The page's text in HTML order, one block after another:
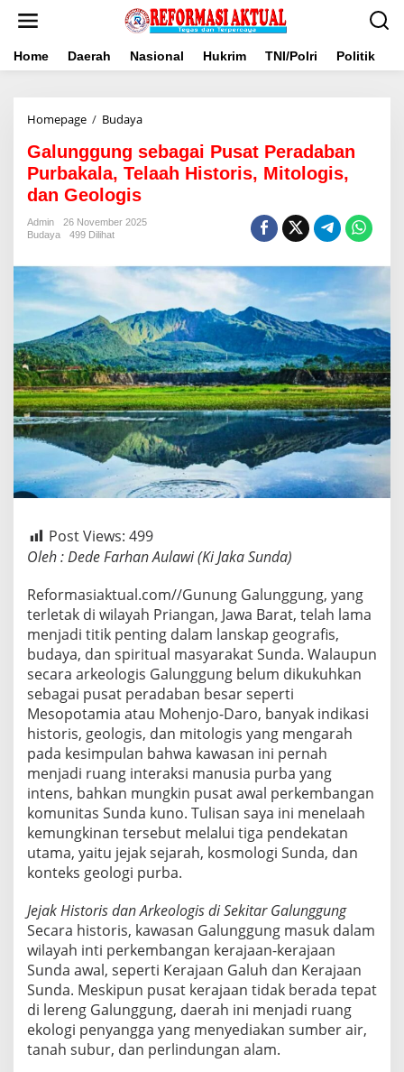
Home Daerah Nasional Hukrim TNI/Polri Politik
Homepage / BudayaGalunggung
Pusat
Peradaban
Purbakala,
Historis,
Geologis
Galunggung sebagai Pusat Peradaban
Purbakala, Telaah Historis, Mitologis,
dan Geologis
Admin
26 November 2025
Budaya
499 Dilihat
Post Views: 499
Oleh : Dede Farhan Aulawi (Ki Jaka Sunda)
Reformasiaktual.com//Gunung Galunggung, yang
terletak di wilayah Priangan, Jawa Barat, telah lama
menjadi titik penting dalam lanskap geografis,
budaya, dan spiritual masyarakat Sunda. Walaupun
secara arkeologis Galunggung belum dikukuhkan
sebagai pusat peradaban besar seperti
Mesopotamia atau Mohenjo-Daro, banyak indikasi
historis, geologis, dan mitologis yang mengarah
pada kesimpulan bahwa kawasan ini pernah
menjadi ruang interaksi manusia purba yang
intens, bahkan mungkin pusat awal perkembangan
komunitas Sunda kuno. Tulisan saya ini menelaah
kemungkinan tersebut melalui tiga pendekatan
utama, yaitu jejak sejarah, kosmologi Sunda, dan
konteks geologi purba.
Jejak Historis dan Arkeologis di Sekitar Galunggung
Secara historis, kawasan Galunggung masuk dalam
wilayah inti perkembangan kerajaan-kerajaan
Sunda awal, seperti Kerajaan Galuh dan Kerajaan
Sunda. Meskipun pusat kerajaan tidak berada tepat
di lereng Galunggung, daerah ini menjadi ruang
ekologi penyangga yang menyediakan sumber air,
tanah subur, dan perlindungan alam.